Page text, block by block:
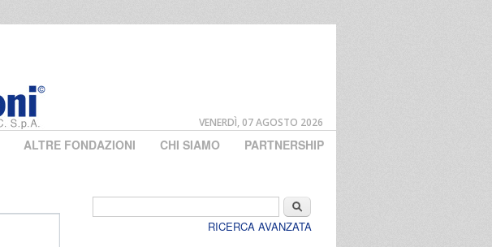
VENERDÌ, 07 AGOSTO 2026
ALTRE FONDAZIONI CHI SIAMO PARTNERSHIP
Cerca
RICERCA AVANZATA